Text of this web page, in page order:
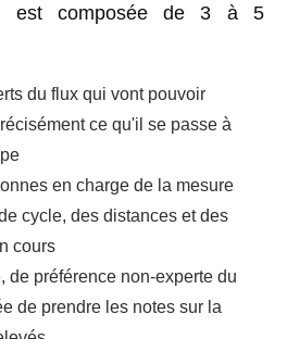
est composée de 3 à 5
du flux qui vont pouvoir
ce qu'il se passe à
en charge de la mesure
cycle, des distances et des
cours
de préférence non-experte du
de prendre les notes sur la